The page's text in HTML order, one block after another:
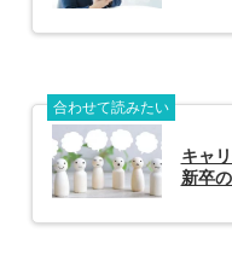
合わせて読みたい
キャ
新卒